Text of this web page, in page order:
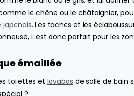
le chêne ou le châtaignier,
japonais. Les taches et les
il est donc parfait pour les
émaillée
toilettes et lavabos de salle de bain
?